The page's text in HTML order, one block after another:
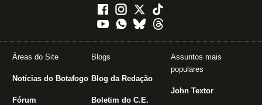
Áreas do Site
Notícias do Botafogo
Fórum
Blogs
Blog da Redação
Boletim do C.E.
Assuntos mais
populares
John Textor